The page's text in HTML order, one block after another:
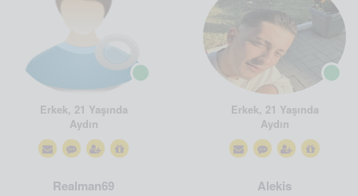
Erkek, 21 Yaşında
Aydın
Erkek, 21 Yaşında
Aydın
Realman69 Alekis